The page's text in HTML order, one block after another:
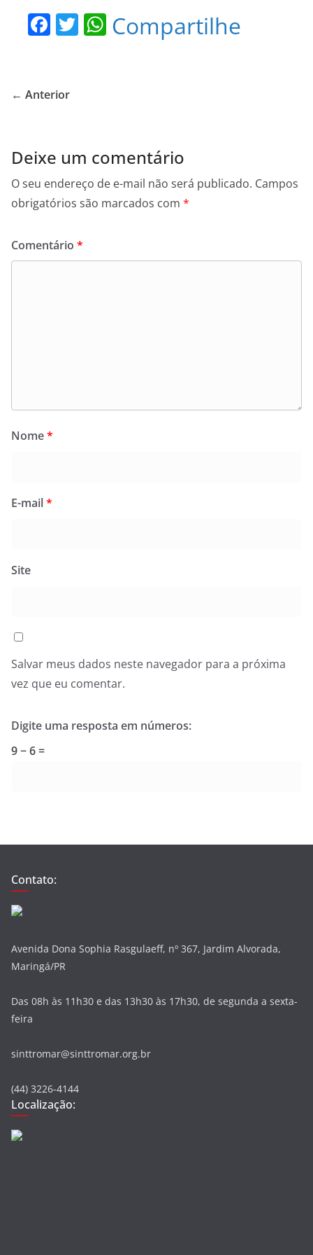
F
e
o
k
T W
p
Compartilhe
← Anterior
Deixe um comentário
O seu endereço de e-mail não será publicado. Campos
obrigatórios são marcados com *
Comentário *
Nome*
E-mail*
Site
Salvar meus dados neste navegador para a próxima
vez que eu comentar.
Digite uma resposta em números:
9 − 6 =
Contato:
Avenida Dona Sophia Rasgulaeff, nº 367, Jardim Alvorada,
Maringá/PR
Das 08h às 11h30 e das 13h30 às 17h30, de segunda a sexta-
feira
sinttromar@sinttromar.org.br
(44) 3226-4144
Localização: